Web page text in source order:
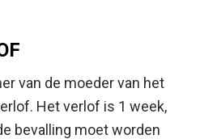
van de moeder van het
Het verlof is 1 week,
bevalling moet worden